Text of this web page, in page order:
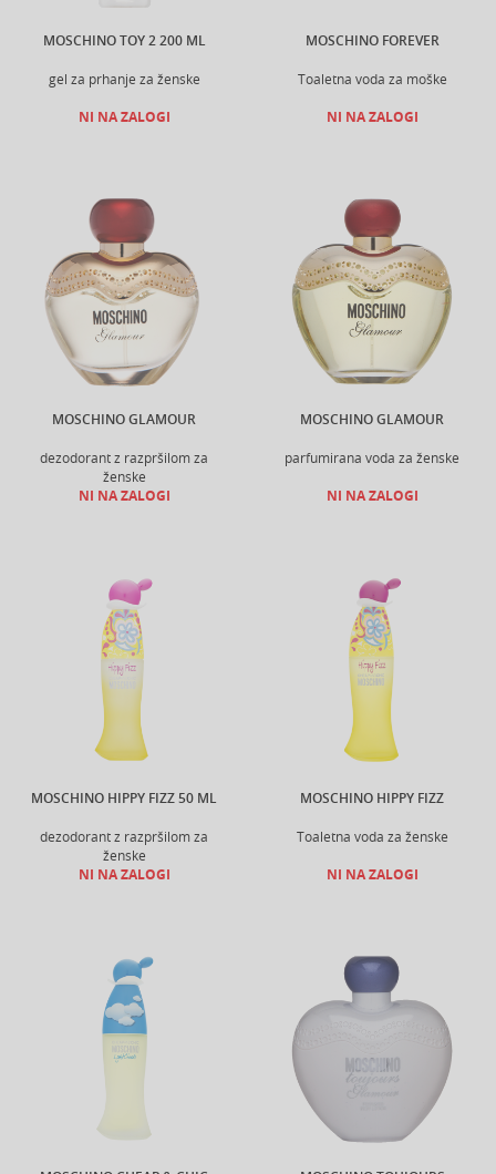
MOSCHINO TOY 2 200 ML
gel za prhanje za ženske
NI NA ZALOGI
MOSCHINO FOREVER
Toaletna voda za moške
NI NA ZALOGI
MOSCHINO GLAMOUR
dezodorant z razpršilom za
ženske
NI NA ZALOGI
MOSCHINO GLAMOUR
parfumirana voda za ženske
NI NA ZALOGI
MOSCHINO HIPPY FIZZ 50 ML
dezodorant z razpršilom za
ženske
NI NA ZALOGI
MOSCHINO HIPPY FIZZ
Toaletna voda za ženske
NI NA ZALOGI